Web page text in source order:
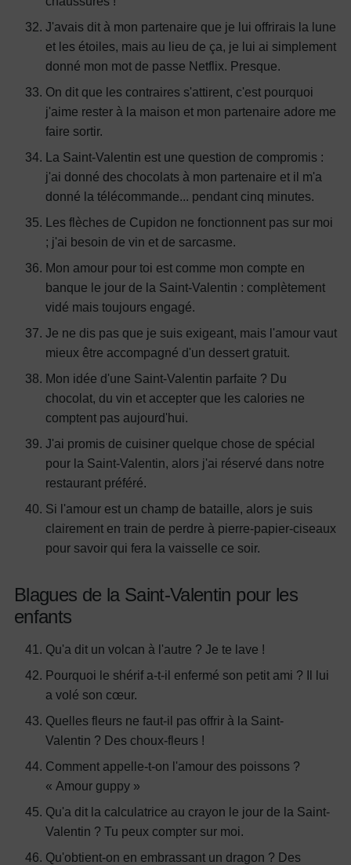
J'avais dit à mon partenaire que je lui offrirais la lune
et les étoiles, mais au lieu de ça, je lui ai simplement
donné mon mot de passe Netflix. Presque.
On dit que les contraires s'attirent, c'est pourquoi
j'aime rester à la maison et mon partenaire adore me
faire sortir.
La Saint-Valentin est une question de compromis :
j'ai donné des chocolats à mon partenaire et il m'a
donné la télécommande... pendant cinq minutes.
Les flèches de Cupidon ne fonctionnent pas sur moi
; j'ai besoin de vin et de sarcasme.
Mon amour pour toi est comme mon compte en
banque le jour de la Saint-Valentin : complètement
vidé mais toujours engagé.
Je ne dis pas que je suis exigeant, mais l'amour vaut
mieux être accompagné d'un dessert gratuit.
Mon idée d'une Saint-Valentin parfaite ? Du
chocolat, du vin et accepter que les calories ne
comptent pas aujourd'hui.
J'ai promis de cuisiner quelque chose de spécial
pour la Saint-Valentin, alors j'ai réservé dans notre
restaurant préféré.
Si l'amour est un champ de bataille, alors je suis
clairement en train de perdre à pierre-papier-ciseaux
pour savoir qui fera la vaisselle ce soir.
Blagues de la Saint-Valentin pour les
enfants
Qu'a dit un volcan à l'autre ? Je te lave !
Pourquoi le shérif a-t-il enfermé son petit ami ? Il lui
a volé son cœur.
Quelles fleurs ne faut-il pas offrir à la Saint-
Valentin ? Des choux-fleurs !
Comment appelle-t-on l'amour des poissons ?
« Amour guppy »
Qu'a dit la calculatrice au crayon le jour de la Saint-
Valentin ? Tu peux compter sur moi.
Qu'obtient-on en embrassant un dragon ? Des